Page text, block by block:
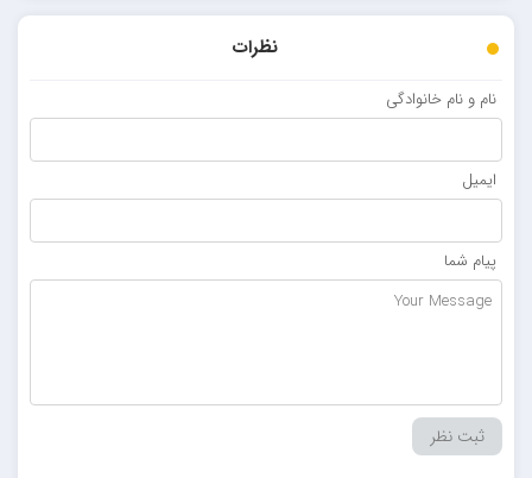
نظرات
نام و نام خانوادگی
ایمیل
پیام شما